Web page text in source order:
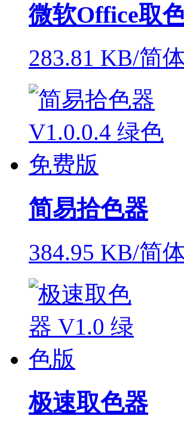
微软Office取
283.81 KB/简
简易拾色器
384.95 KB/简
极速取色器